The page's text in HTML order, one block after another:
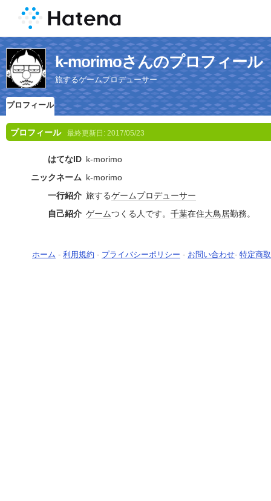
k-morimoさんのプロフィール
旅するゲームプロデューサー
プロフィール
プロフィール 最終更新日: 2017/05/23
はてなID k-morimo
ニックネーム k-morimo
一行紹介 旅するゲームプロデューサー
自己紹介 ゲームつくる人です。 千葉在住大鳥居勤務。
ホーム - 利用規約 - プライバシーポリシー - お問い合わせ- 特定商